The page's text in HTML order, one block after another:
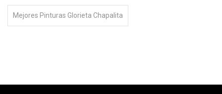
Mejores Pinturas Glorieta Chapalita